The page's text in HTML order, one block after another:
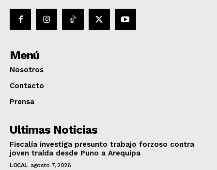
Menú
Nosotros
Contacto
Prensa
Ultimas Noticias
Fiscalía investiga presunto trabajo forzoso contra
joven traída desde Puno a Arequipa
LOCAL agosto 7, 2026